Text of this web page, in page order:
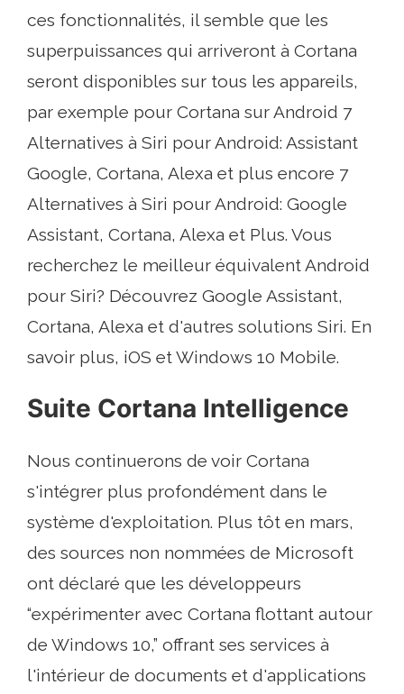
ces fonctionnalités, il semble que les
superpuissances qui arriveront à Cortana
seront disponibles sur tous les appareils,
par exemple pour Cortana sur Android 7
Alternatives à Siri pour Android: Assistant
Google, Cortana, Alexa et plus encore 7
Alternatives à Siri pour Android: Google
Assistant, Cortana, Alexa et Plus. Vous
recherchez le meilleur équivalent Android
pour Siri? Découvrez Google Assistant,
Cortana, Alexa et d'autres solutions Siri. En
savoir plus, iOS et Windows 10 Mobile.
Suite Cortana Intelligence
Nous continuerons de voir Cortana
s'intégrer plus profondément dans le
système d'exploitation. Plus tôt en mars,
des sources non nommées de Microsoft
ont déclaré que les développeurs
“expérimenter avec Cortana flottant autour
de Windows 10,” offrant ses services à
l'intérieur de documents et d'applications